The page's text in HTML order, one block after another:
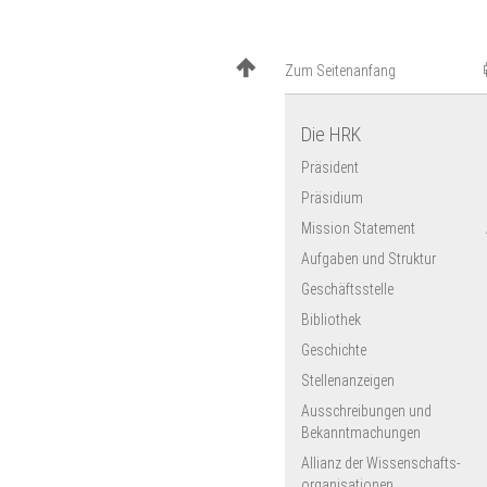
Zum Seitenanfang
Die HRK
Präsident
Präsidium
Mission Statement
Aufgaben und Struktur
Geschäftsstelle
Bibliothek
Geschichte
Stellenanzeigen
Ausschreibungen und
Bekanntmachungen
Allianz der Wissenschafts­